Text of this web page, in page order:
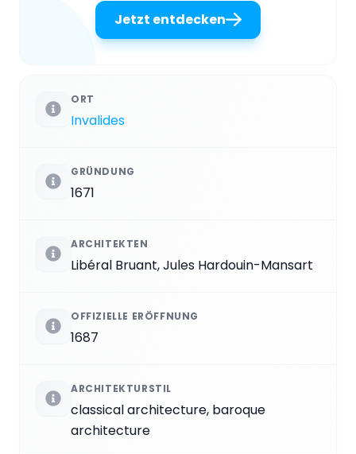
Jetzt entdecken
ORT
Invalides
GRÜNDUNG
1671
ARCHITEKTEN
Libéral Bruant, Jules Hardouin-Mansart
OFFIZIELLE ERÖFFNUNG
1687
ARCHITEKTURSTIL
classical architecture, baroque
architecture